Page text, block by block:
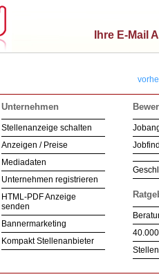
Ihre E-Mail
Unternehmen
Stellenanzeige schalten
Anzeigen / Preise
Mediadaten
Unternehmen registrieren
HTML-PDF Anzeige
senden
Bannermarketing
Kompakt Stellenanbieter